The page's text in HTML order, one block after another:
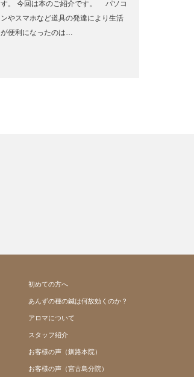
す。 今回は本のご紹介です。 パソコ
ンやスマホなど道具の発達により生活
が便利になったのは…
初めての方へ
あんずの種の鍼は何故効くのか？
アロマについて
スタッフ紹介
お客様の声（釧路本院）
お客様の声（宮古島分院）